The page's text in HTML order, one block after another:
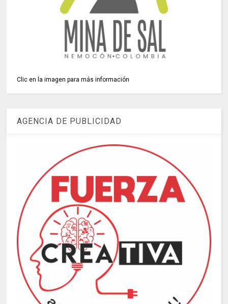
Clic en la imagen para más información
AGENCIA DE PUBLICIDAD